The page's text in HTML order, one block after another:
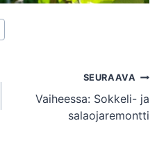
SEURAAVA
Vaiheessa: Sokkeli- ja
salaojaremontti